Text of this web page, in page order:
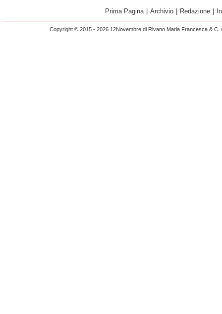
Prima Pagina Archivio Redazione
Copyright © 2015 - 2026 12Novembre di Rivano Maria Francesca &